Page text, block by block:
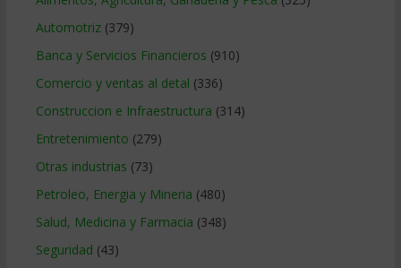
Automotriz(379)
Banca y Servicios Financieros (910)
Comercio y ventas al detal (336)
Construccion e Infraestructura (314)
Entretenimiento (279)
Otras industrias (73)
Petroleo, Energia y Mineria (480)
Salud, Medicina y Farmacia (348)
Seguridad (43)